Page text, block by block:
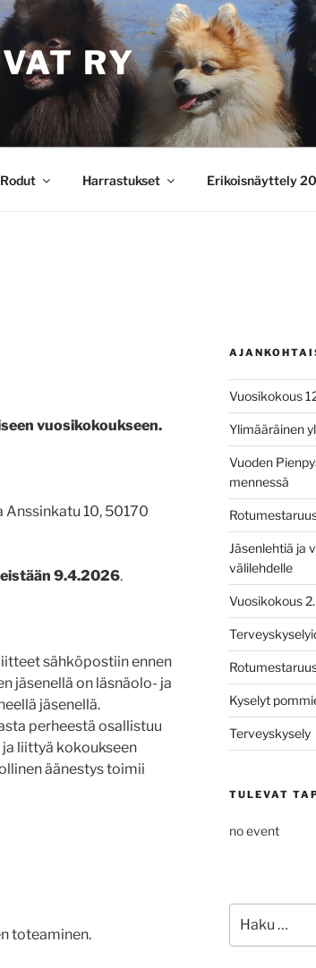
RY
Rodut Harrastukset Erikoisnäyttely
vuosikokoukseen.
Anssinkatu 10, 50170
9.4.2026.
sähköpostiin ennen
jäsenellä on läsnäolo- ja
jäsenellä.
perheestä osallistuu
liittyä kokoukseen
äänestys toimii
toteaminen.
Vuosikokous
Ylimääräinen
Vuoden
mennessä
Jäsenlehtiä ja
välilehdelle
Vuosikokous
Kyselyt
Terveyskysely
TULEVAT
no event